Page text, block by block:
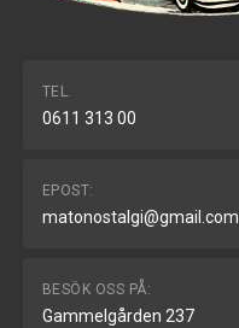
TEL.
0611 313 00
EPOST:
matonostalgi@gmail.com
BESÖK OSS PÅ:
Gammelgården 237